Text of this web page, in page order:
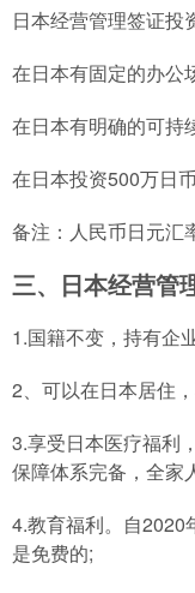
日本经营管理签证投
在日本有固定的办公
在日本有明确的可持
在日本投资500万日
备注：人民币日元汇
三、日本经营管
1.国籍不变，持有企
2、可以在日本居住
3.享受日本医疗福利
保障体系完备，全家
4.教育福利。自2020
是免费的;